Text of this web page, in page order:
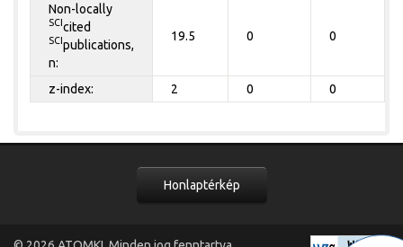
Non-locally
SCI cited
SCI publications,
n:
19.5 0 0
z-index: 2 0 0
Honlaptérkép